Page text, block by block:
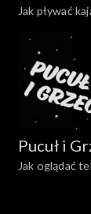
Jak pływać
Pucuł i
Jak oglądać